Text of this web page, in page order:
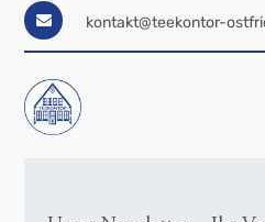
kontakt@teekontor-